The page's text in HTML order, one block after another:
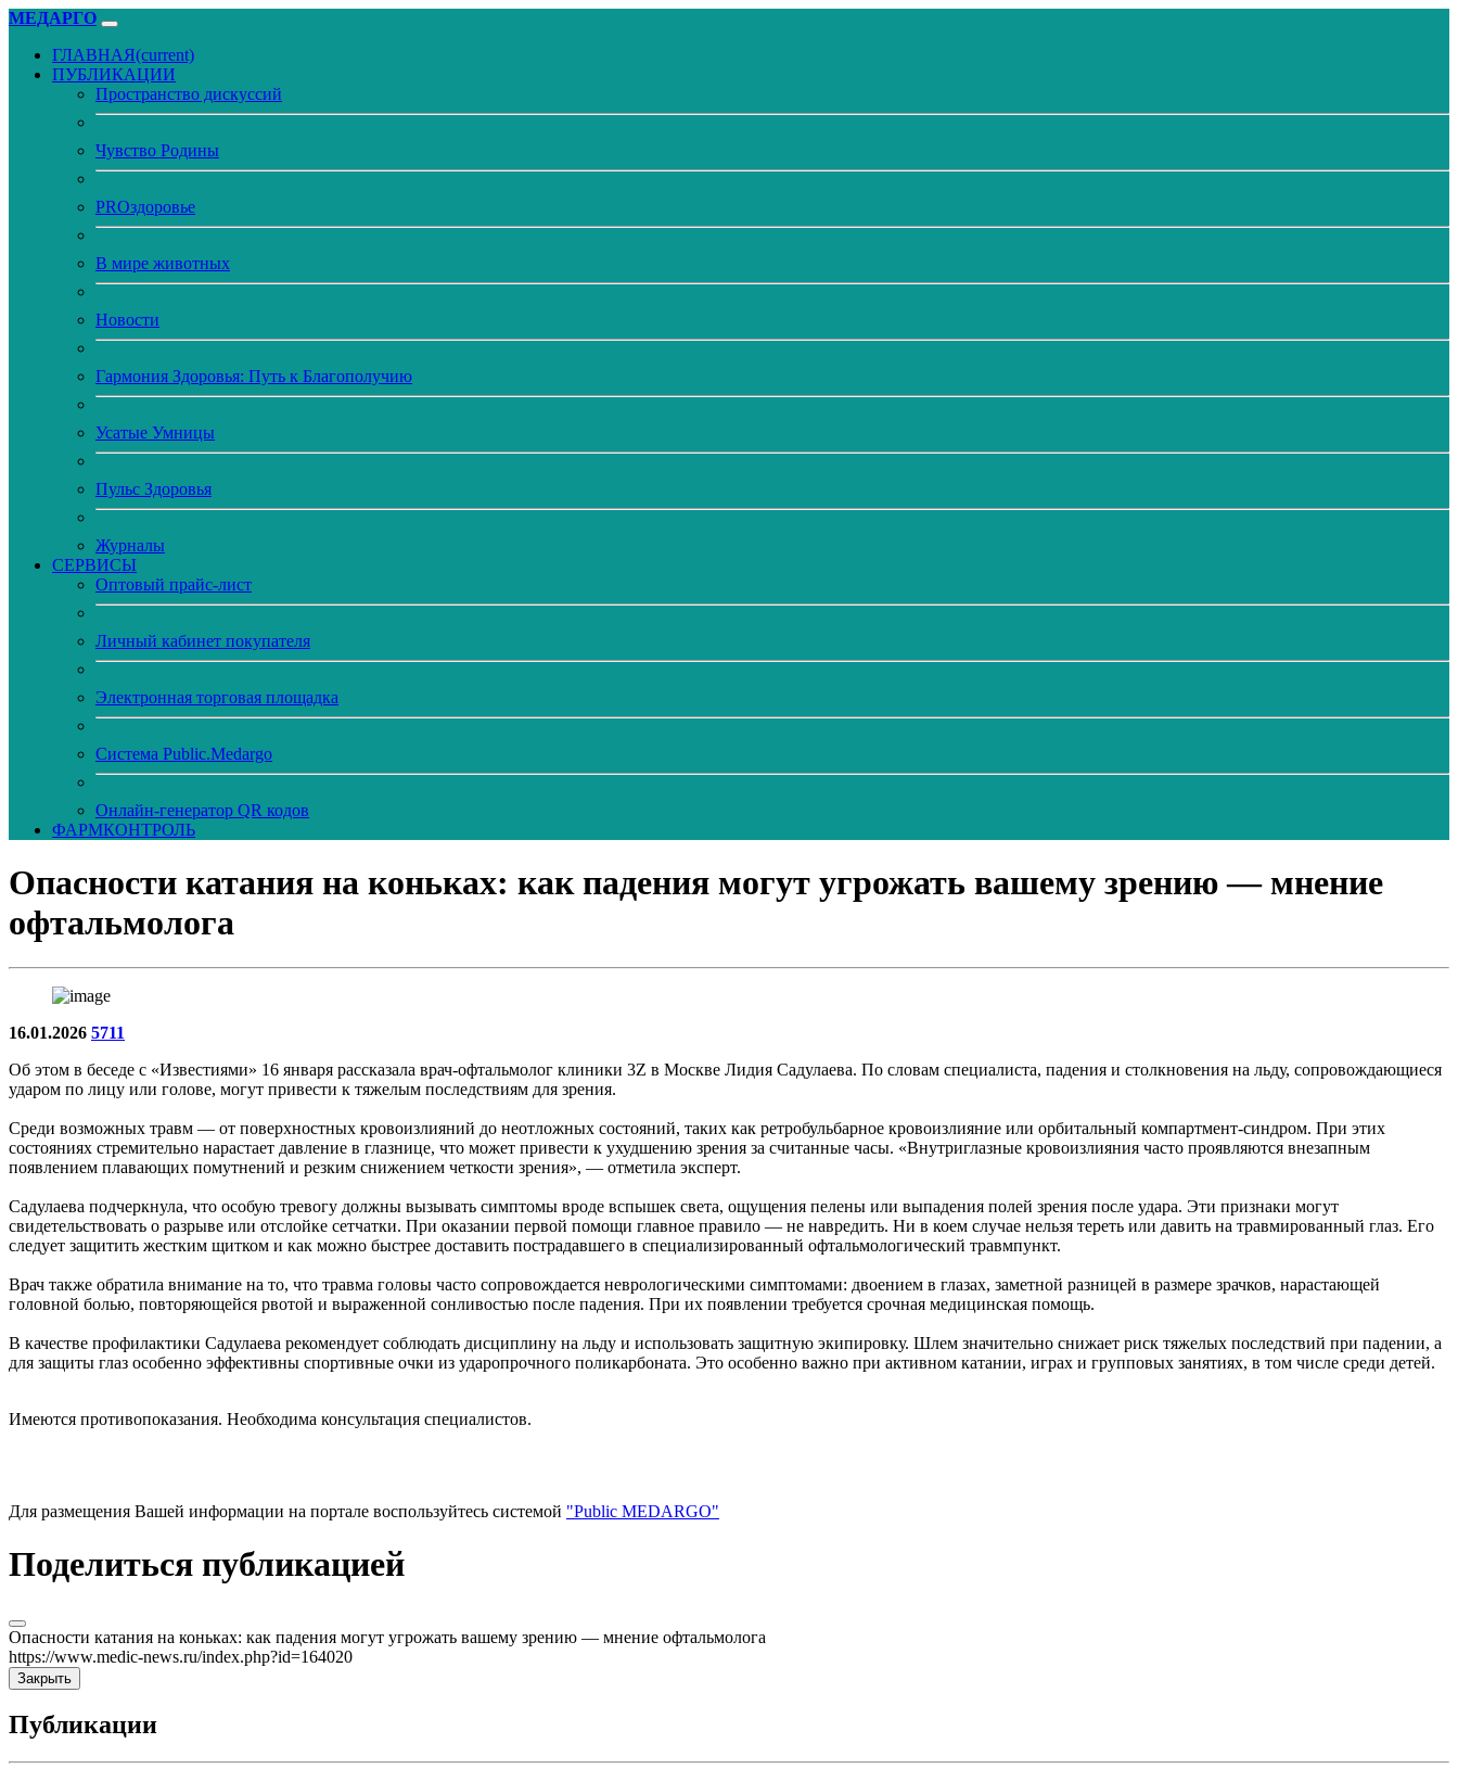
МЕДАРГО
ГЛАВНАЯ(current)
ПУБЛИКАЦИИ
Пространство дискуссий
Чувство Родины
PROздоровье
В мире животных
Новости
Гармония Здоровья: Путь к Благополучию
Усатые Умницы
Пульс Здоровья
Журналы
CЕРВИСЫ
Оптовый прайс-лист
Личный кабинет покупателя
Электронная торговая площадка
Система Public.Medargo
Онлайн-генератор QR кодов
ФАРМКОНТРОЛЬ
Опасности катания на коньках: как падения могут угрожать вашему зрению — мнение
офтальмолога
16.01.2026 5711
Об этом в беседе с «Известиями» 16 января рассказала врач-офтальмолог клиники 3Z в Москве Лидия Садулаева. По словам специалиста, падения и столкновения на льду, сопровождающиеся
ударом по лицу или голове, могут привести к тяжелым последствиям для зрения.
Среди возможных травм — от поверхностных кровоизлияний до неотложных состояний, таких как ретробульбарное кровоизлияние или орбитальный компартмент-синдром. При этих
состояниях стремительно нарастает давление в глазнице, что может привести к ухудшению зрения за считанные часы. «Внутриглазные кровоизлияния часто проявляются внезапным
появлением плавающих помутнений и резким снижением четкости зрения», — отметила эксперт.
Садулаева подчеркнула, что особую тревогу должны вызывать симптомы вроде вспышек света, ощущения пелены или выпадения полей зрения после удара. Эти признаки могут
свидетельствовать о разрыве или отслойке сетчатки. При оказании первой помощи главное правило — не навредить. Ни в коем случае нельзя тереть или давить на травмированный глаз. Его
следует защитить жестким щитком и как можно быстрее доставить пострадавшего в специализированный офтальмологический травмпункт.
Врач также обратила внимание на то, что травма головы часто сопровождается неврологическими симптомами: двоением в глазах, заметной разницей в размере зрачков, нарастающей
головной болью, повторяющейся рвотой и выраженной сонливостью после падения. При их появлении требуется срочная медицинская помощь.
В качестве профилактики Садулаева рекомендует соблюдать дисциплину на льду и использовать защитную экипировку. Шлем значительно снижает риск тяжелых последствий при падении, а
для защиты глаз особенно эффективны спортивные очки из ударопрочного поликарбоната. Это особенно важно при активном катании, играх и групповых занятиях, в том числе среди детей.
Имеются противопоказания. Необходима консультация специалистов.
Для размещения Вашей информации на портале воспользуйтесь системой "Public MEDARGO"
Поделиться публикацией
Опасности катания на коньках: как падения могут угрожать вашему зрению — мнение офтальмолога
https://www.medic-news.ru/index.php?id=164020
Закрыть
Публикации